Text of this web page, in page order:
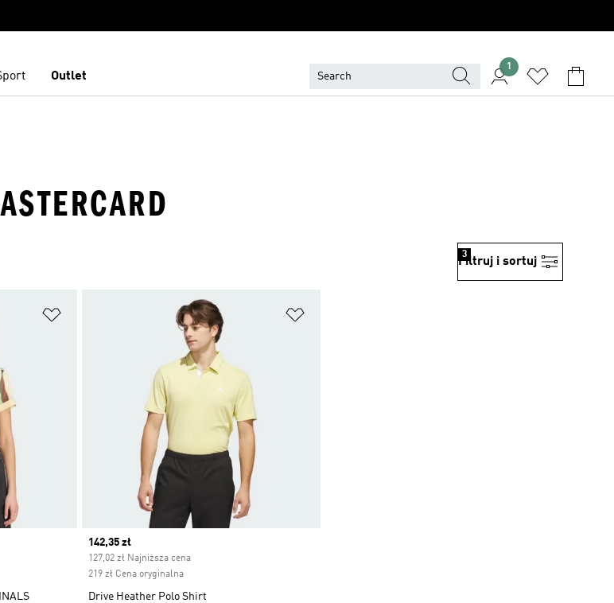
Outlet
1
Filtruj i sortuj
3
Dodaj do listy życzeń
Current price
142,35 zł
127,02 zł Najniższa cena
219 zł Cena oryginalna
Drive Heather Polo Shirt